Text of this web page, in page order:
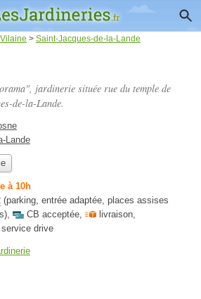
> Saint-Jacques-de-la-Lande
jardinerie située rue du temple de
de-la-Lande.
Lande
à 10h
(parking, entrée adaptée, places assises
, CB acceptée, livraison,
service drive